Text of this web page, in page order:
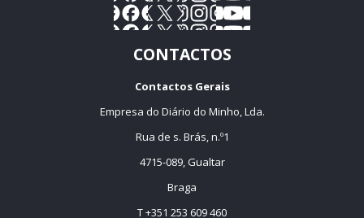
CONTACTOS
Contactos Gerais
Empresa do Diário do Minho, Lda.
Rua de s. Brás, n.º1
4715-089, Gualtar
Braga
T +351 253 609 460